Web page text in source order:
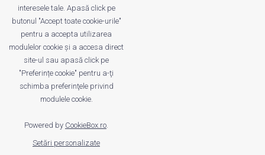
profitshare.ro
© 2026
interesele tale. Apasă click pe
butonul "Accept toate cookie-urile"
pentru a accepta utilizarea
modulelor cookie şi a accesa direct
site-ul sau apasă click pe
"Preferințe cookie" pentru a-ţi
schimba preferinţele privind
modulele cookie.
Powered by CookieBox.ro.
Setări personalizate